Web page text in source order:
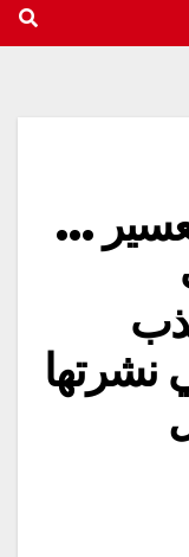
…
نشرتها